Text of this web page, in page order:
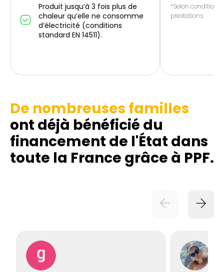
Produit jusqu’à 3 fois plus de
chaleur qu’elle ne consomme
d’électricité (conditions
standard EN 14511).
*Selon conditions
prestations.
De nombreuses familles
ont déjà bénéficié du
financement de l'État dans
toute la France grâce à PPF.